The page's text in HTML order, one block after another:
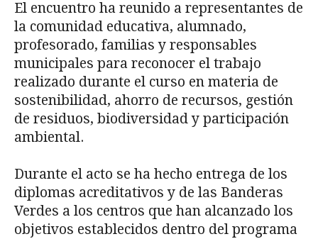
El encuentro ha reunido a representantes de
la comunidad educativa, alumnado,
profesorado, familias y responsables
municipales para reconocer el trabajo
realizado durante el curso en materia de
sostenibilidad, ahorro de recursos, gestión
de residuos, biodiversidad y participación
ambiental.
Durante el acto se ha hecho entrega de los
diplomas acreditativos y de las Banderas
Verdes a los centros que han alcanzado los
objetivos establecidos dentro del programa